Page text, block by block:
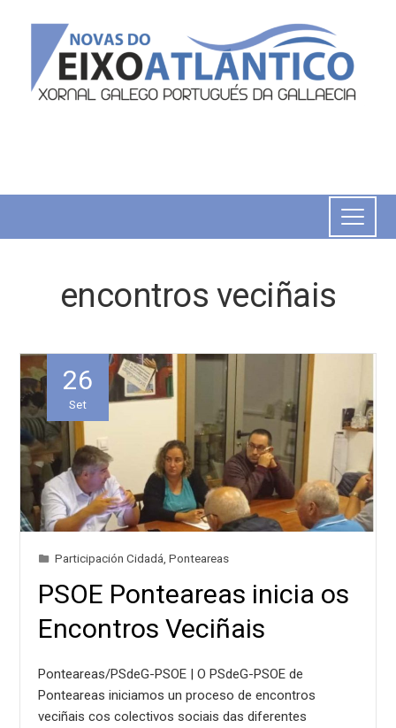
encontros veciñais
26
Set
Participación Cidadá ,Ponteareas
PSOE Ponteareas inicia os
Encontros Veciñais
Ponteareas/PSdeG-PSOE | O PSdeG-PSOE de
Ponteareas iniciamos un proceso de encontros
veciñais cos colectivos sociais das diferentes